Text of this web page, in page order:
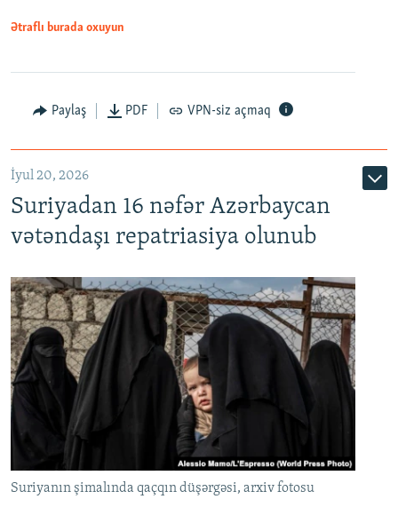
Auto
Ətraflı burada oxuyun
Paylaş PDF VPN-siz açmaq
İyul 20, 2026
Suriyadan 16 nəfər Azərbaycan
vətəndaşı repatriasiya olunub
Suriyanın şimalında qaçqın düşərgəsi, arxiv fotosu